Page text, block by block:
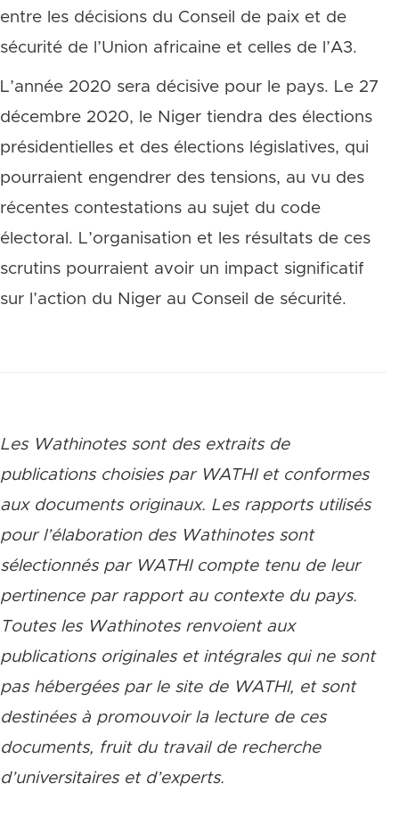
entre les décisions du Conseil de paix et de
sécurité de l’Union africaine et celles de l’A3.
L’année 2020 sera décisive pour le pays. Le 27
décembre 2020, le Niger tiendra des élections
présidentielles et des élections législatives, qui
pourraient engendrer des tensions, au vu des
récentes contestations au sujet du code
électoral. L’organisation et les résultats de ces
scrutins pourraient avoir un impact significatif
sur l’action du Niger au Conseil de sécurité.
Les Wathinotes sont des extraits de
publications choisies par WATHI et conformes
aux documents originaux. Les rapports utilisés
pour l’élaboration des Wathinotes sont
sélectionnés par WATHI compte tenu de leur
pertinence par rapport au contexte du pays.
Toutes les Wathinotes renvoient aux
publications originales et intégrales qui ne sont
pas hébergées par le site de WATHI, et sont
destinées à promouvoir la lecture de ces
documents, fruit du travail de recherche
d’universitaires et d’experts.